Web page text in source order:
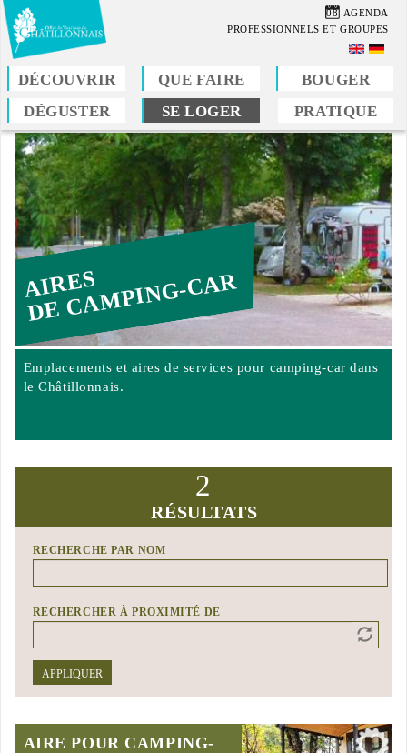
Aller
au
contenu
principal
08 AGENDA
PROFESSIONNELS ET GROUPES
DÉCOUVRIR QUE FAIRE
BOUGER
DÉGUSTER
SE LOGER PRATIQUE
Vous
êtes
ici
AIRES
DE CAMPING-CAR
Emplacements et aires de services pour camping-car dans
le Châtillonnais.
2
RÉSULTATS
RECHERCHE PAR NOM
RECHERCHER À PROXIMITÉ DE
APPLIQUER
AIRE POUR CAMPING-